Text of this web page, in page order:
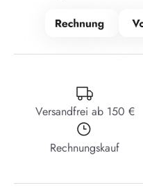
Versandfrei ab 150 €
Rechnungskauf